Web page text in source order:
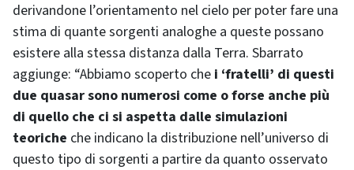
derivandone l’orientamento nel cielo per poter fare una
stima di quante sorgenti analoghe a queste possano
esistere alla stessa distanza dalla Terra. Sbarrato
aggiunge: “Abbiamo scoperto che i ‘fratelli’ di questi
due quasar sono numerosi come o forse anche più
di quello che ci si aspetta dalle simulazioni
teoriche che indicano la distribuzione nell’universo di
questo tipo di sorgenti a partire da quanto osservato